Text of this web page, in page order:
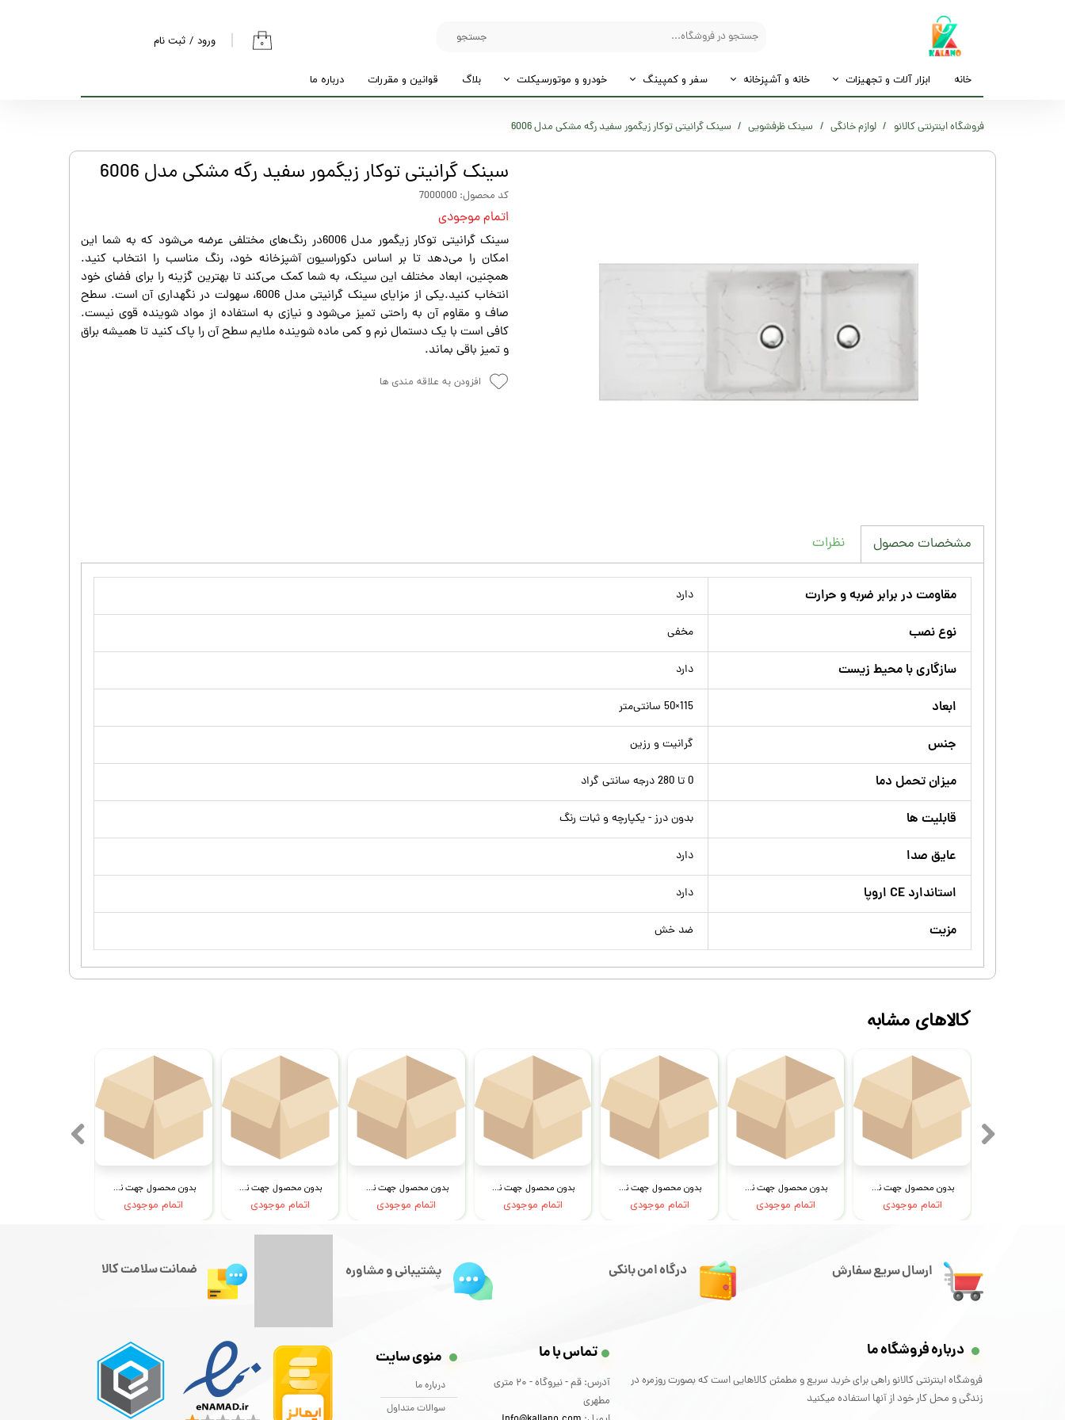
جستجو ۰ ورود / ثبت نام
تغییر گذر واژه
خروج از حساب
کاربری
خانه ابزار آلات و تجهیزات خانه و آشپزخانه سفر و کمپینگ خودرو و موتورسیکلت بلاگ قوانین و مقررات درباره ما
فروشگاه اینترنتی کالانو لوازم خانگی سینک ظرفشویی سینک گرانیتی توکار زیگمور سفید رگه مشکی مدل 6006
سینک گرانیتی توکار زیگمور سفید رگه مشکی مدل 6006
کد محصول: 7000000
اتمام موجودی
سینک گرانیتی توکار زیگمور مدل 6006در رنگ‌های مختلفی عرضه می‌شود که به شما این
امکان را می‌دهد تا بر اساس دکوراسیون آشپزخانه خود، رنگ مناسب را انتخاب کنید.
همچنین، ابعاد مختلف این سینک، به شما کمک می‌کند تا بهترین گزینه را برای فضای خود
انتخاب کنید.یکی از مزایای سینک گرانیتی مدل 6006، سهولت در نگهداری آن است. سطح
صاف و مقاوم آن به راحتی تمیز می‌شود و نیازی به استفاده از مواد شوینده قوی نیست.
کافی است با یک دستمال نرم و کمی ماده شوینده ملایم سطح آن را پاک کنید تا همیشه براق
و تمیز باقی بماند.
افزودن به علاقه مندی ها
مشخصات محصول نظرات
مقاومت در برابر ضربه و حرارت دارد
نوع نصب مخفی
سازگاری با محیط زیست دارد
ابعاد 115×50 سانتی‌متر
جنس گرانیت و رزین
میزان تحمل دما 0 تا 280 درجه سانتی گراد
قابلیت ها بدون درز - یکپارچه و ثبات رنگ
عایق صدا دارد
استاندارد CE اروپا دارد
مزیت ضد خش
بدون محصول جهت نمایش
اتمام موجودی
بدون محصول جهت نمایش
اتمام موجودی
بدون محصول جهت نمایش
اتمام موجودی
بدون محصول جهت نمایش
اتمام موجودی
بدون محصول جهت نمایش
اتمام موجودی
بدون محصول جهت نمایش
اتمام موجودی
بدون محصول جهت نمایش
اتمام موجودی
کالاهای مشابه
ارسال سریع سفارش درگاه امن بانکی پشتیبانی و مشاوره ضمانت سلامت کالا
درباره فروشگاه ما
فروشگاه اینترنتی کالانو راهی برای خرید سریع و مطمئن کالاهایی است که بصورت روزمره در
زندگی و محل کار خود از آنها استفاده میکنید
تماس با ما
آدرس: قم - نیروگاه - 20 متری
مطهری
منوی سایت
درباره ما
سوالات متداول